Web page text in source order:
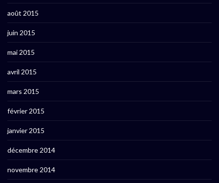
août 2015
juin 2015
mai 2015
avril 2015
mars 2015
février 2015
janvier 2015
décembre 2014
novembre 2014